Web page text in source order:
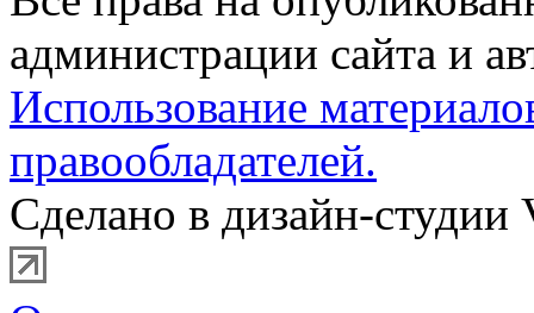
администрации сайта и
Использование
правообладателей.
Сделано в дизайн-студии